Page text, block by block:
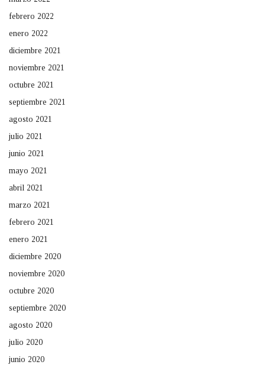
febrero 2022
enero 2022
diciembre 2021
noviembre 2021
octubre 2021
septiembre 2021
agosto 2021
julio 2021
junio 2021
mayo 2021
abril 2021
marzo 2021
febrero 2021
enero 2021
diciembre 2020
noviembre 2020
octubre 2020
septiembre 2020
agosto 2020
julio 2020
junio 2020